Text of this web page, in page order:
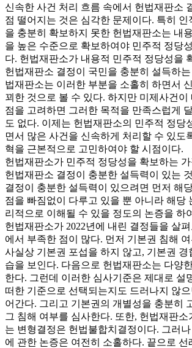
신속한 사건 처리 흐름 속에서 헌법재판소
점 떨어지는 것은 심각한 문제이다. 특히 인
을 충분히 확보하지 못한 헌법재판소는 내
을 높은 수준으로 확보하여야 민주적 정당
다. 헌법재판소가 내용적 민주적 정당성을
헌법재판소 결정이 국민을 충분히 설득하
법재판소는 이러한 부분을 소홀히 하면서
꾀한 것으로 볼 수 있다. 하지만 미제사건이
점을 고려하면 그러한 목적을 만족스럽게
도 없다. 이제는 헌법재판소의 민주적 정당
면서 많은 사건을 신속하게 처리할 수 있도
혁을 근본적으로 고민하여야 할 시점이다.
헌법재판소가 민주적 정당성을 확보하는
헌법재판소 결정이 충분한 설득력이 있는
결정이 충분한 설득력이 있으려면 먼저 해
점을 빠짐없이 다루고 있을 뿐 아니라 해당
리적으로 이해될 수 있을 정도의 논증을 하
헌법재판소가 2022년에 내린 결정들을 살
에서 부족한 점이 많다. 먼저 기본권 침해
사실상 기본권 포섭을 하지 않고, 기본권 경
습을 보인다. 다음으로 헌법재판소는 다양
한다. 그런데 이러한 심사기준은 제대로 설
떠한 기준으로 선택되는지도 드러나지 않
어간다. 그리고 기본권의 개별성을 충분히
그 침해 여부를 심사한다. 또한, 헌법재판소
는 변형결정은 헌법불합치결정이다. 그러
에 관한 논증은 여전히 소홀하다. 끝으로 선